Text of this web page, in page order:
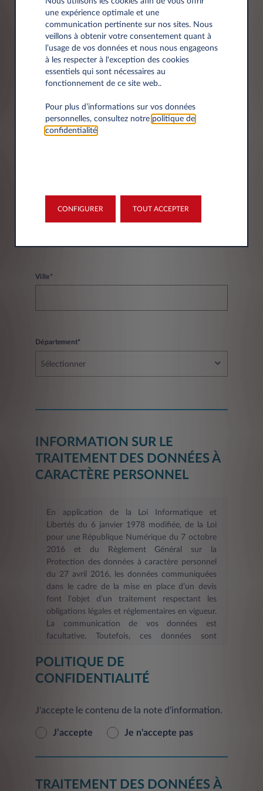
Siret
Code postal*
Ville*
Département*
Sélectionner
INFORMATION SUR LE
TRAITEMENT DES DONNÉES À
CARACTÈRE PERSONNEL
En application de la Loi Informatique et
Libertés du 6 janvier 1978 modifiée, de la Loi
pour une République Numérique du 7 octobre
2016 et du Règlement Général sur la
Protection des données à caractère personnel
du 27 avril 2016, les données communiquées
dans le cadre de la mise en place d’un devis
font l’objet d’un traitement respectant les
obligations légales et réglementaires en vigueur.
La communication de vos données est
facultative. Toutefois, ces données sont
d’information et/ou de devis en ligne. La durée
de validité des informations fournies est de six
mois
. Les informations indispensables à
demande d’information et/ou constituer votre
signalées par un astérisque. En l’absence de ces
pas être pris en compte et vous ne pourrez pas
coordonnées sur le présent site ne constitue
POLITIQUE DE
CONFIDENTIALITÉ
J'accepte le contenu de la note d'information.
J’accepte Je n'accepte pas
TRAITEMENT DES DONNÉES À
une expérience optimale et une
communication pertinente sur nos sites. Nous
veillons à obtenir votre consentement quant à
l’usage de vos données et nous nous engageons
à les respecter à l'exception des cookies
essentiels qui sont nécessaires au
fonctionnement de ce site web..
Pour plus d’informations sur vos données
personnelles, consultez notre politique de
confidentialité.
CONFIGURER TOUT ACCEPTER